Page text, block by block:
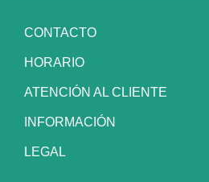
CONTACTO
HORARIO
ATENCIÓN AL CLIENTE
INFORMACIÓN
LEGAL